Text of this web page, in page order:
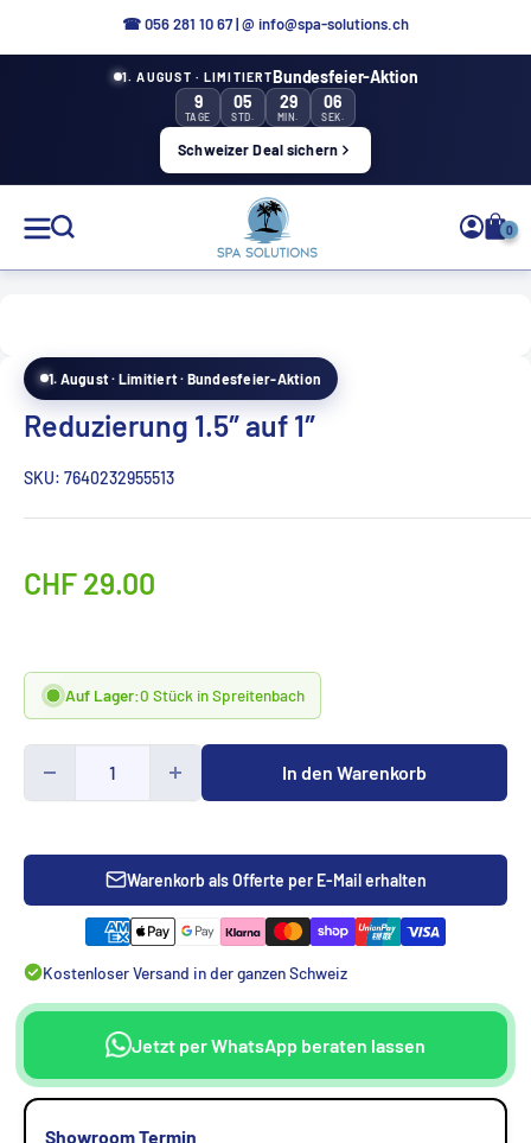
☎ 056 281 10 67|@ info@spa-solutions.ch
1. AUGUST · LIMITIERTBundesfeier-Aktion
9
TAGE
05
STD.
29
MIN.
05
SEK.
Schweizer Deal sichern
Solutions
0
1. August · Limitiert · Bundesfeier-Aktion
Reduzierung 1.5″ auf 1″
SKU: 7640232955513
Sonderpreis
CHF 29.00
Auf Lager:0 Stück in Spreitenbach
In den Warenkorb
Warenkorb als Offerte per E-Mail erhalten
Kostenloser Versand in der ganzen Schweiz
Jetzt per WhatsApp beraten lassen
Showroom Termin